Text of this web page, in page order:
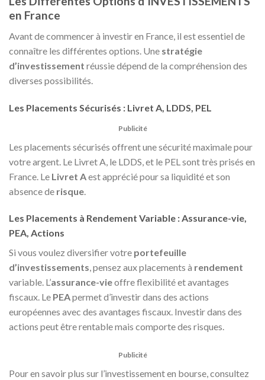
en France
Avant de commencer à investir en France, il est essentiel de
connaître les différentes options. Une stratégie
d’investissement réussie dépend de la compréhension des
diverses possibilités.
Les Placements Sécurisés : Livret A, LDDS, PEL
Publicité
Les placements sécurisés offrent une sécurité maximale pour
votre argent. Le Livret A, le LDDS, et le PEL sont très prisés en
France. Le Livret Aest apprécié pour sa liquidité et son
absence de risque
Les Placements à Rendement Variable : Assurance-vie,
PEA, Actions
Si vous voulez diversifier votre portefeuille
d’investissements, pensez aux placements à rendement
variable. L’assurance-vieoffre flexibilité et avantages
fiscaux. Le PEApermet d’investir dans des actions
européennes avec des avantages fiscaux. Investir dans des
actions peut être rentable mais comporte des risques.
Publicité
Pour en savoir plus sur l’investissement en bourse, consultez